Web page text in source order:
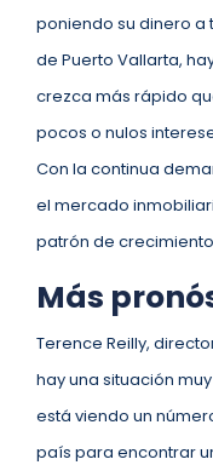
poniendo su dinero
de Puerto Vallarta,
crezca más rápido
pocos o nulos
Con la continua
el mercado
patrón de
Más
Terence Reilly,
hay una situación
está viendo un
país para encontrar